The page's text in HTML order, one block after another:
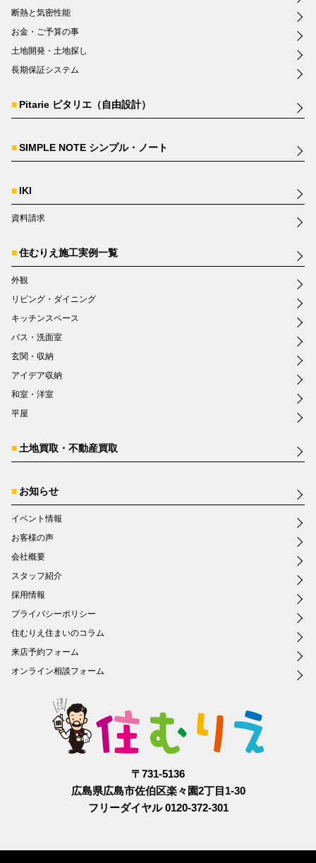
断熱と気密性能
お金・ご予算の事
土地開発・土地探し
長期保証システム
Pitarie ピタリエ（自由設計）
SIMPLE NOTE シンプル・ノート
IKI
資料請求
住むりえ施工実例一覧
外観
リビング・ダイニング
キッチンスペース
バス・洗面室
玄関・収納
アイデア収納
和室・洋室
平屋
土地買取・不動産買取
お知らせ
イベント情報
お客様の声
会社概要
スタッフ紹介
採用情報
プライバシーポリシー
住むりえ住まいのコラム
来店予約フォーム
オンライン相談フォーム
〒731-5136
広島県広島市佐伯区楽々園2丁目1-30
フリーダイヤル 0120-372-301